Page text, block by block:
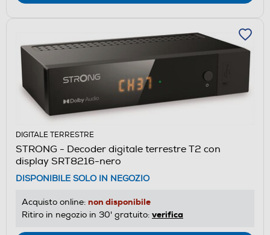
DIGITALE TERRESTRE
STRONG - Decoder digitale terrestre T2 con
display SRT8216-nero
DISPONIBILE SOLO IN NEGOZIO
Acquisto online: non disponibile
Ritiro in negozio in 30' gratuito: verifica